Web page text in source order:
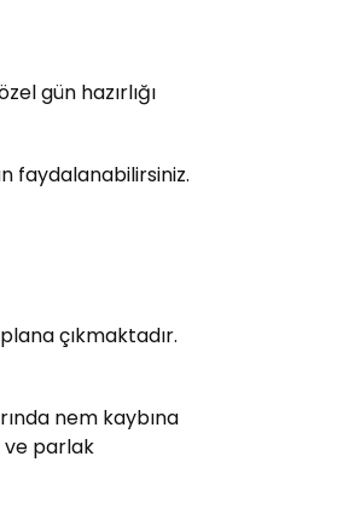
gün hazırlığı
faydalanabilirsiniz.
çıkmaktadır.
nem kaybına
ve parlak